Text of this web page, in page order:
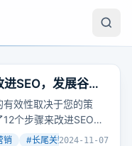
SEO，发展谷歌
有效性取决于您的策
个步骤来改进SEO，
图像视频、针对长尾关
销 #长尾关键词 +2
2024-11-07